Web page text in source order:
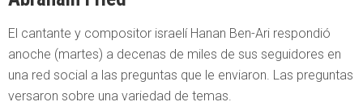
El cantante y compositor israelí Hanan Ben-Ari respondió
anoche (martes) a decenas de miles de sus seguidores en
una red social a las preguntas que le enviaron. Las preguntas
versaron sobre una variedad de temas.